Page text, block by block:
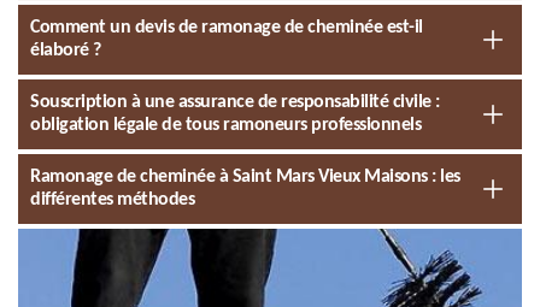
Comment un devis de ramonage de cheminée est-il
élaboré ?
Souscription à une assurance de responsabilité civile :
obligation légale de tous ramoneurs professionnels
Ramonage de cheminée à Saint Mars Vieux Maisons : les
différentes méthodes